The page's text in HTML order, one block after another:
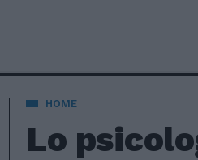
HOME
Lo